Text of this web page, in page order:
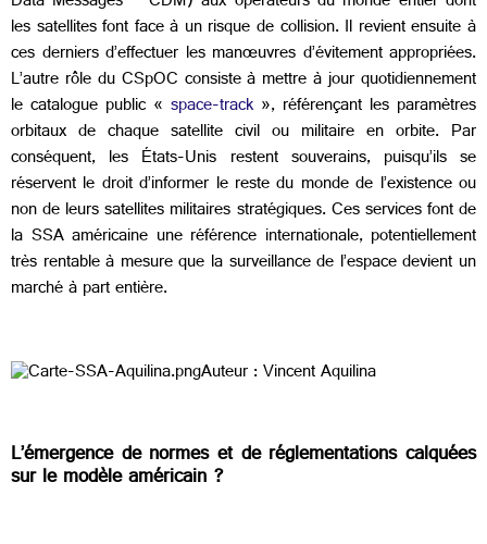
les satellites font face à un risque de collision. Il revient ensuite à
ces derniers d’effectuer les manœuvres d’évitement appropriées.
L’autre rôle du CSpOC consiste à mettre à jour quotidiennement
le catalogue public « space-track », référençant les paramètres
orbitaux de chaque satellite civil ou militaire en orbite. Par
conséquent, les États-Unis restent souverains, puisqu’ils se
réservent le droit d’informer le reste du monde de l’existence ou
non de leurs satellites militaires stratégiques. Ces services font de
la SSA américaine une référence internationale, potentiellement
très rentable à mesure que la surveillance de l’espace devient un
marché à part entière.
Auteur : Vincent Aquilina
L’émergence de normes et de réglementations calquées
sur le modèle américain ?